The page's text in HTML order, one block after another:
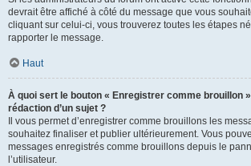
devrait être affiché à côté du message que vous
cliquant sur celui-ci, vous trouverez toutes les étapes
rapporter le message.
Haut
À quoi sert le bouton « Enregistrer comme brouillon
rédaction d’un sujet ?
Il vous permet d’enregistrer comme brouillons les
souhaitez finaliser et publier ultérieurement. Vous
messages enregistrés comme brouillons depuis le
l’utilisateur.